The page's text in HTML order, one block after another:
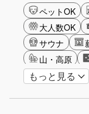
ペットOK
大人数OK
サウナ
山・高原
釣り
ア
もっと見る